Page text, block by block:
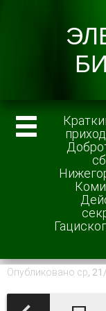
Опубликовано ср,